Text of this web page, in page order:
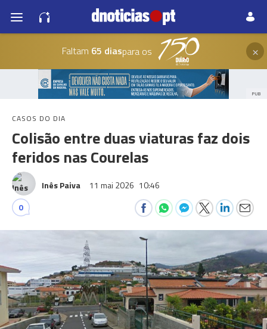
Faltam 65 diaspara os ×
PUB
CASOS DO DIA
Colisão entre duas viaturas faz dois
feridos nas Courelas
Inês Paiva 11 mai 2026 10:46
0